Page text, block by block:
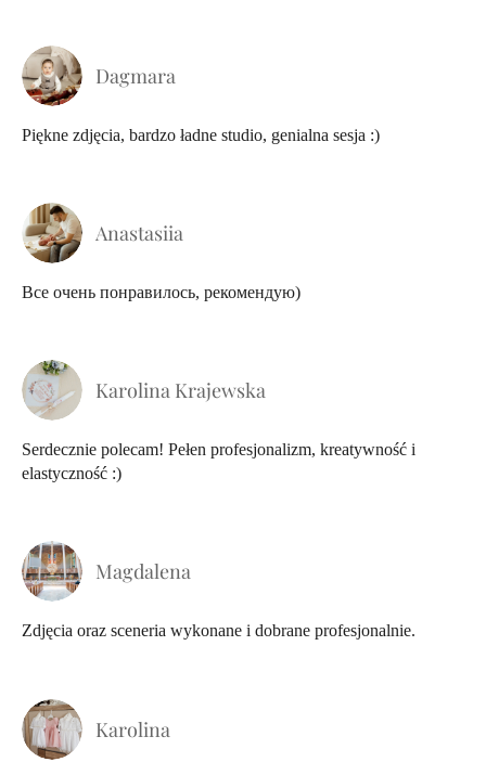
Dagmara
Piękne zdjęcia, bardzo ładne studio, genialna sesja :)
Anastasiia
Все очень понравилось, рекомендую)
Karolina Krajewska
Serdecznie polecam! Pełen profesjonalizm, kreatywność i
elastyczność :)
Magdalena
Zdjęcia oraz sceneria wykonane i dobrane profesjonalnie.
Karolina